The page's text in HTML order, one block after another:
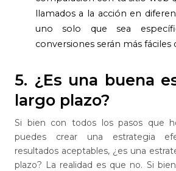
llamados a la acción en
uno solo que sea
conversiones serán más fáciles
5. ¿Es una buena
largo plazo?
Si bien con todos los pasos que
puedes crear una estrategia
resultados aceptables, ¿es una
plazo? La realidad es que no. Si